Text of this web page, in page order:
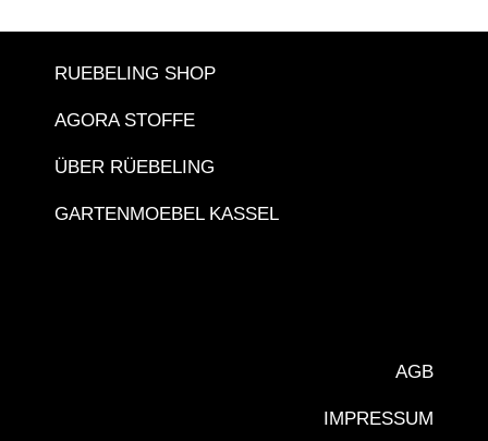
RUEBELING SHOP
AGORA STOFFE
ÜBER RÜEBELING
GARTENMOEBEL KASSEL
AGB
IMPRESSUM